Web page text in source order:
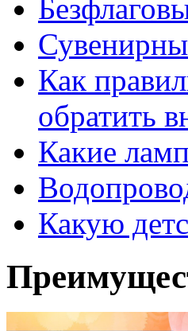
Как
обратить
Какие
Какую